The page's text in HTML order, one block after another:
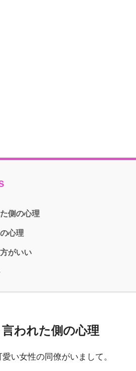
側の心理
心理
がいい
われた側の心理
い女性の同僚がいまして。